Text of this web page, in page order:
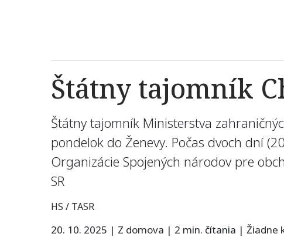
Štátny tajomník
Štátny tajomník Ministerstva
pondelok do Ženevy. Počas dvoch dní
Organizácie Spojených národov pre
SR
HS / TASR
20. 10. 2025 | Z domova | 2 min. čítania | Žiadne